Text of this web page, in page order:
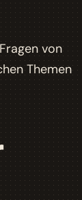
von
Themen